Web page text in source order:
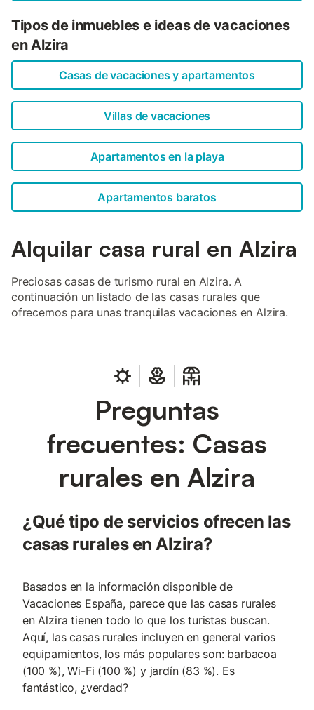
Tipos de inmuebles e ideas de vacaciones
en Alzira
Casas de vacaciones y apartamentos
Villas de vacaciones
Apartamentos en la playa
Apartamentos baratos
Alquilar casa rural en Alzira
Preciosas casas de turismo rural en Alzira. A
continuación un listado de las casas rurales que
ofrecemos para unas tranquilas vacaciones en Alzira.
Preguntas
frecuentes: Casas
rurales en Alzira
¿Qué tipo de servicios ofrecen las
casas rurales en Alzira?
Basados en la información disponible de
Vacaciones España, parece que las casas rurales
en Alzira tienen todo lo que los turistas buscan.
Aquí, las casas rurales incluyen en general varios
equipamientos, los más populares son: barbacoa
(100 %), Wi-Fi (100 %) y jardín (83 %). Es
fantástico, ¿verdad?